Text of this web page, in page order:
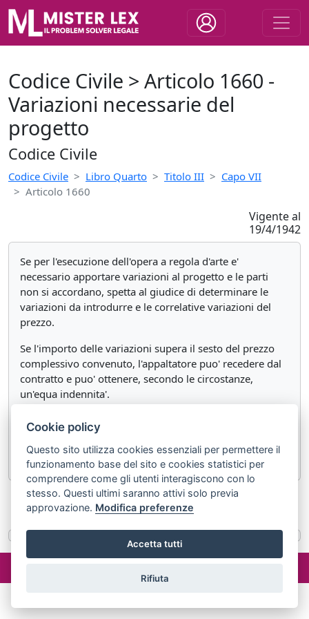
Codice Civile > Articolo 1660 -
Variazioni necessarie del
progetto
Codice Civile
Codice Civile Libro Quarto Titolo III
Capo VII
Articolo 1660
Vigente al
19/4/1942
Se per l'esecuzione dell'opera a regola d'arte e'
necessario apportare variazioni al progetto e le parti
non si accordano, spetta al giudice di determinare le
variazioni da introdurre e le correlative variazioni del
prezzo.
Se l'importo delle variazioni supera il sesto del prezzo
complessivo convenuto, l'appaltatore puo' recedere dal
contratto e puo' ottenere, secondo le circostanze,
un'equa indennita'.
Se le variazioni sono di notevole entita', il committente
puo' recedere dal contratto ed e' tenuto a corrispondere
un equo indennizzo.
«Articolo 1659 Articolo 1661
©2024 misterlex.it -redazione@misterlex.it-Privacy- P.I.
02029690472
Cookie policy
Questo sito utilizza cookies essenziali per permettere il
funzionamento base del sito e cookies statistici per
comprendere come gli utenti interagiscono con lo
stesso. Questi ultimi saranno attivi solo previa
approvazione. Modifica preferenze
Accetta tutti
Rifiuta